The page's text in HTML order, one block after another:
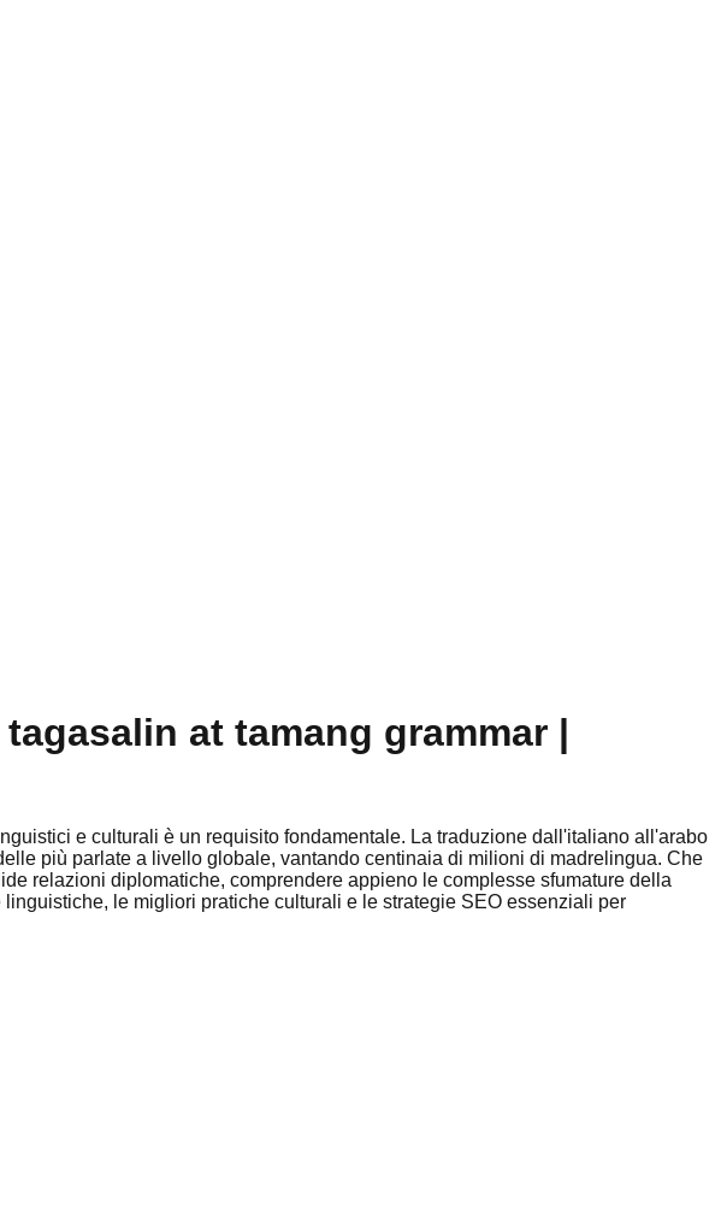
at tamang grammar |
e culturali è un requisito fondamentale. La traduzione dall'italiano all'arabo
più parlate a livello globale, vantando centinaia di milioni di madrelingua. Che
relazioni diplomatiche, comprendere appieno le complesse sfumature della
le migliori pratiche culturali e le strategie SEO essenziali per